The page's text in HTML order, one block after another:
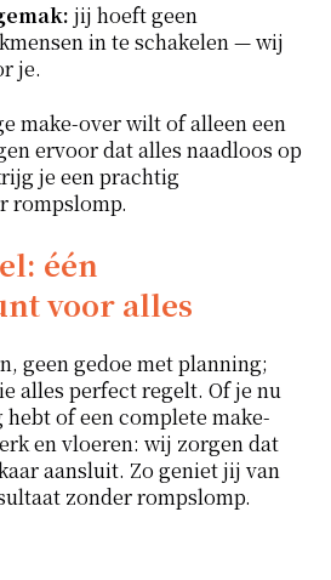
jij hoeft geen
in te schakelen — wij
je.
make-over wilt of alleen een
ervoor dat alles naadloos op
je een prachtig
rompslomp.
één
voor alles
geen gedoe met planning;
alles perfect regelt. Of je nu
of een complete make-
en vloeren: wij zorgen dat
aansluit. Zo geniet jij van
zonder rompslomp.